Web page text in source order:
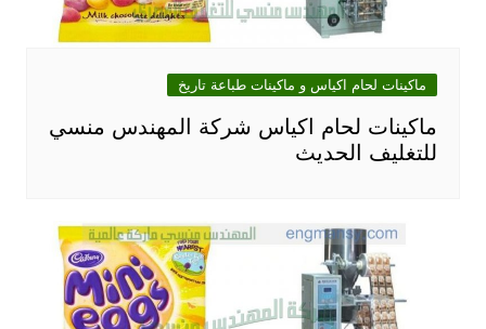
ماكينات لحام اكياس و ماكينات طباعة تاريخ
ماكينات لحام اكياس شركة المهندس منسي
للتغليف الحديث